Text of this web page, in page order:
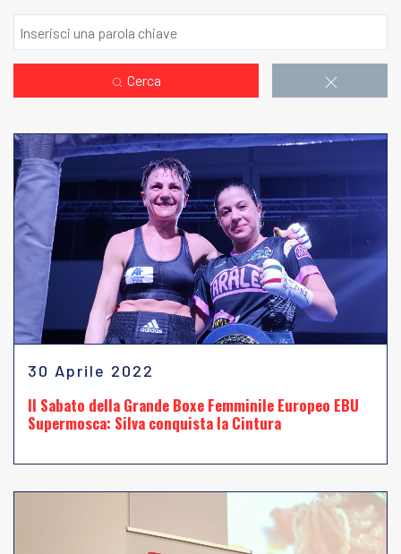
Cerca
30 Aprile 2022
Il Sabato della Grande Boxe Femminile Europeo EBU
Supermosca: Silva conquista la Cintura